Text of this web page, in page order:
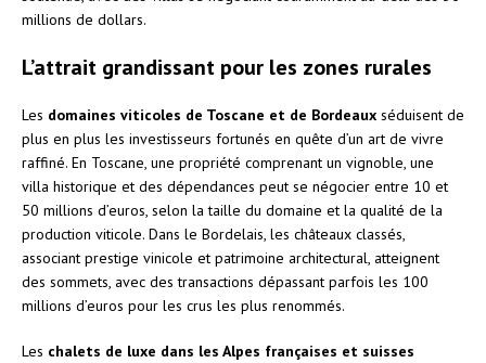
millions de dollars.
L’attrait grandissant pour les zones rurales
Les domaines viticoles de Toscane et de Bordeaux séduisent de
plus en plus les investisseurs fortunés en quête d’un art de vivre
raffiné. En Toscane, une propriété comprenant un vignoble, une
villa historique et des dépendances peut se négocier entre 10 et
50 millions d’euros, selon la taille du domaine et la qualité de la
production viticole. Dans le Bordelais, les châteaux classés,
associant prestige vinicole et patrimoine architectural, atteignent
des sommets, avec des transactions dépassant parfois les 100
millions d’euros pour les crus les plus renommés.
Les chalets de luxe dans les Alpes françaises et suisses